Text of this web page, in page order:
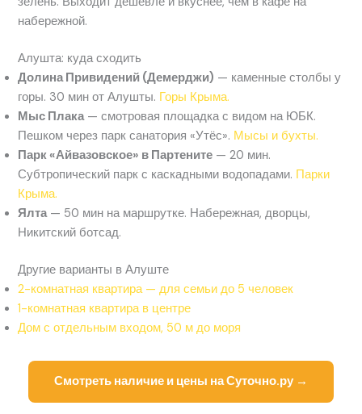
набережной.
Алушта: куда сходить
Долина Привидений (Демерджи) — каменные столбы у
горы. 30 мин от Алушты. Горы Крыма.
Мыс Плака— смотровая площадка с видом на ЮБК.
Пешком через парк санатория «Утёс». Мысы и бухты.
Парк «Айвазовское» в Партените — 20 мин.
Субтропический парк с каскадными водопадами. Парки
Крыма.
Ялта— 50 мин на маршрутке. Набережная, дворцы,
Никитский ботсад.
Другие варианты в Алуште
2-комнатная квартира — для семьи до 5 человек
1-комнатная квартира в центре
Дом с отдельным входом, 50 м до моря
Смотреть наличие и цены на Суточно.ру →